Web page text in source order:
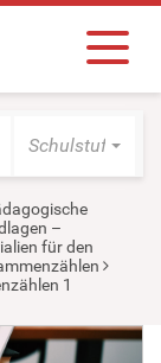
Schulstufe
–
für den
1